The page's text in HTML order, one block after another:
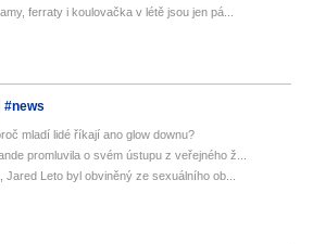
ferraty i koulovačka v létě jsou jen pá...
#news
mladí lidé říkají ano glow downu?
promluvila o svém ústupu z veřejného ž...
Leto byl obviněný ze sexuálního ob...